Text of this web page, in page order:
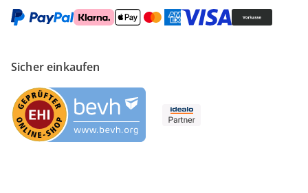
Sicher einkaufen